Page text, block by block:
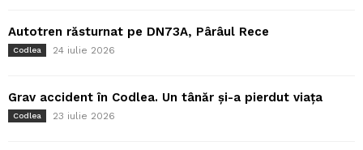
Autotren răsturnat pe DN73A, Pârâul Rece
Codlea 24 iulie 2026
Grav accident în Codlea. Un tânăr și-a pierdut viața
Codlea 23 iulie 2026